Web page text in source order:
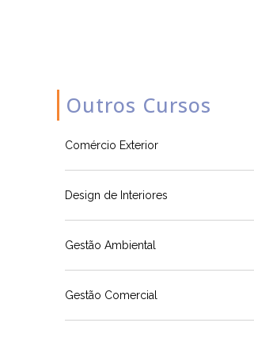
Outros Cursos
Comércio Exterior
Design de Interiores
Gestão Ambiental
Gestão Comercial